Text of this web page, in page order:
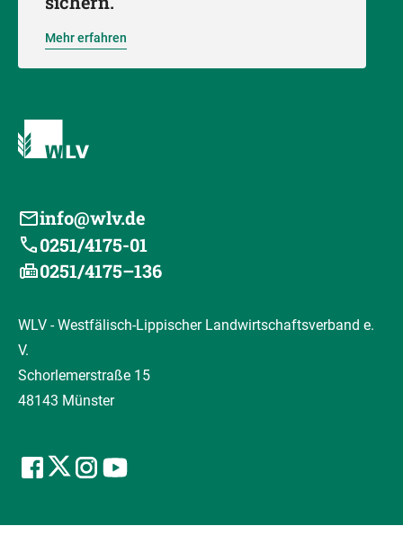
Mehr erfahren
info@wlv.de
0251/4175-01
0251/4175–136
WLV - Westfälisch-Lippischer Landwirtschaftsverband e.
V.
Schorlemerstraße 15
48143 Münster